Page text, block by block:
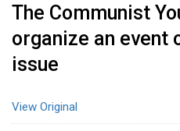
The Communist
organize an event
issue
View Original